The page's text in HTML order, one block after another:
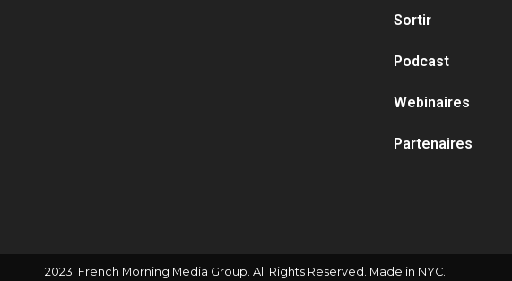
Sortir
Podcast
Webinaires
Partenaires
2023. French Morning Media Group. All Rights Reserved. Made in NYC.